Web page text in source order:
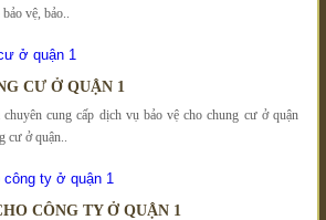
vệ, bảo..
CƯ Ở QUẬN 1
cung cấp dịch vụ bảo vệ cho chung cư ở quận
cư ở quận..
CÔNG TY Ở QUẬN 1